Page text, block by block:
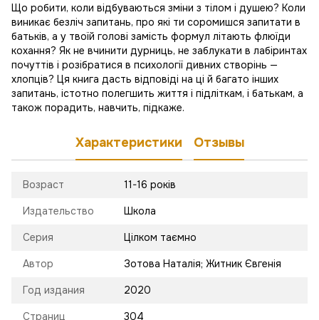
Що робити, коли відбуваються зміни з тілом і душею? Коли
виникає безліч запитань, про які ти соромишся запитати в
батьків, а у твоїй голові замість формул літають флюїди
кохання? Як не вчинити дурниць, не заблукати в лабіринтах
почуттів і розібратися в психології дивних створінь —
хлопців? Ця книга дасть відповіді на ці й багато інших
запитань, істотно полегшить життя і підліткам, і батькам, а
також порадить, навчить, підкаже.
Характеристики Отзывы
Возраст 11-16 років
Издательство Школа
Серия Цілком таємно
Автор Зотова Наталія; Житник Євгенія
Год издания 2020
Страниц 304